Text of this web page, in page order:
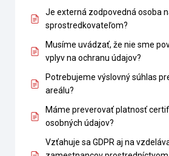
Je externá zodpovedná osoba
sprostredkovateľom?
Musíme uvádzať, že nie sme
vplyv na ochranu údajov?
Potrebujeme výslovný súhlas
areálu?
Máme preverovať platnosť
osobných údajov?
Vzťahuje sa GDPR aj na